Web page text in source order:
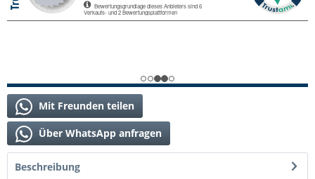
Mit Freunden teilen
Über WhatsApp anfragen
Beschreibung